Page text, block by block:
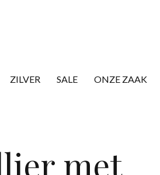
ZILVER SALE ONZE ZAAK
met